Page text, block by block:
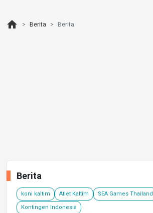
home Berita Berita
Berita
koni kaltim Atlet Kaltim SEA Games Thailand
Kontingen Indonesia